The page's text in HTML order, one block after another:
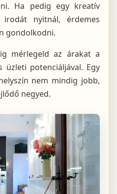
Ha pedig egy kreatív
nyitnál, érdemes
gondolkodni.
mérlegeld az árakat a
üzleti potenciáljával. Egy
nem mindig jobb,
negyed.